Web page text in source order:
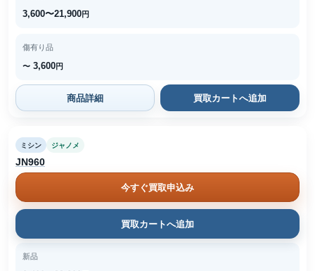
3,600〜21,900円
傷有り品
〜 3,600円
商品詳細 買取カートへ追加
ミシン ジャノメ
JN960
今すぐ買取申込み
買取カートへ追加
新品